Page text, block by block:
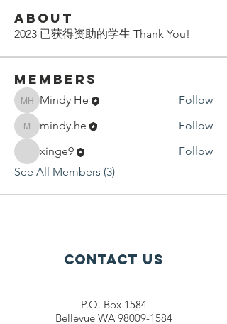
About
2023 已获得资助的学生 Thank You!
Members
Mindy He
Mindy He Follow
mindy.he
mindy.he
Follow
xinge9
Follow
See All Members (3)
Contact Us
P.O. Box 1584
Bellevue WA 98009-1584